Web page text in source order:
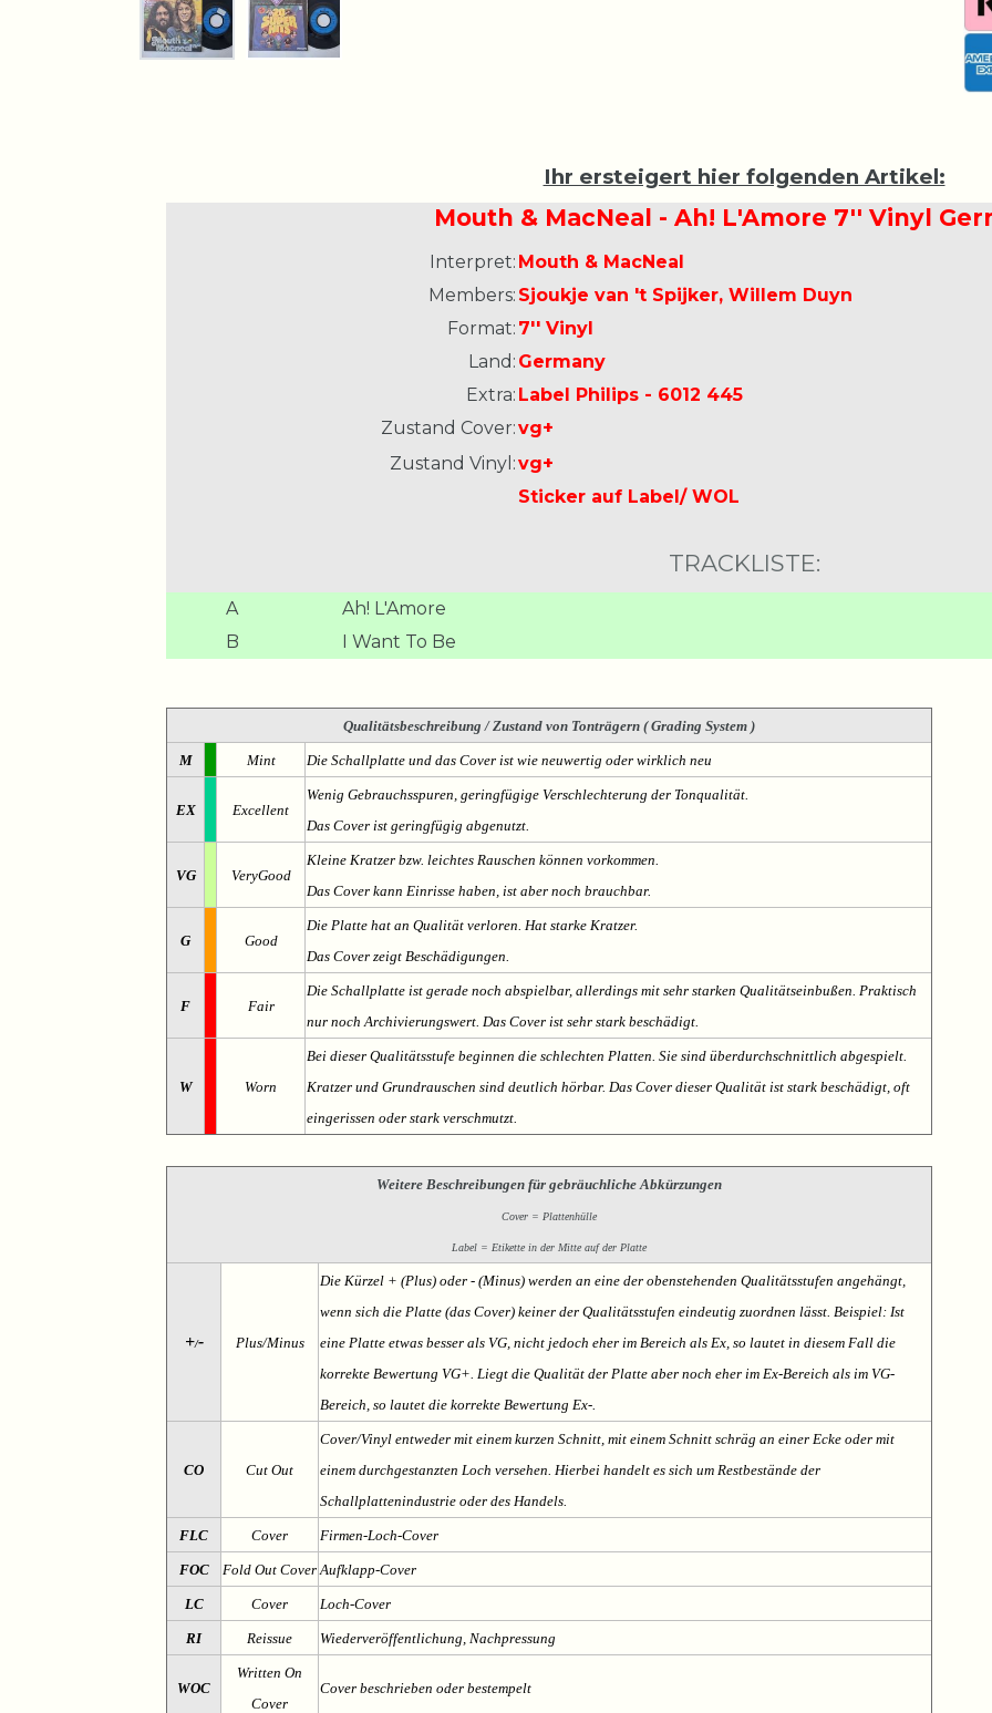
Ihr ersteigert hier folgenden Artikel:
Mouth & MacNeal - Ah! L'Amore 7'' Vinyl
Interpret: Mouth & MacNeal
Members: Sjoukje van 't Spijker, Willem Duyn
Format: 7'' Vinyl
Land: Germany
Extra: Label Philips - 6012 445
Zustand Cover:vg+
Zustand Vinyl:vg+
Sticker auf Label/ WOL
TRACKLISTE:
A Ah! L'Amore
B
I Want To Be
Qualitätsbeschreibung / Zustand von Tonträgern ( Grading System )
M Mint Die Schallplatte und das Cover ist wie neuwertig oder wirklich neu
EX Excellent
Wenig Gebrauchsspuren, geringfügige Verschlechterung der Tonqualität.
Das Cover ist geringfügig abgenutzt.
VG VeryGood
Kleine Kratzer bzw. leichtes Rauschen können vorkommen.
Das Cover kann Einrisse haben, ist aber noch brauchbar.
G Good
Die Platte hat an Qualität verloren. Hat starke Kratzer.
Das Cover zeigt Beschädigungen.
F Fair
Die Schallplatte ist gerade noch abspielbar, allerdings mit sehr starken Qualitätseinbußen. Praktisch
nur noch Archivierungswert. Das Cover ist sehr stark beschädigt.
W Worn
Bei dieser Qualitätsstufe beginnen die schlechten Platten. Sie sind überdurchschnittlich abgespielt.
Kratzer und Grundrauschen sind deutlich hörbar. Das Cover dieser Qualität ist stark beschädigt, oft
eingerissen oder stark verschmutzt.
Weitere Beschreibungen für gebräuchliche Abkürzungen
Cover = Plattenhülle
Label = Etikette in der Mitte auf der Platte
+/- Plus/Minus
Die Kürzel + (Plus) oder - (Minus) werden an eine der obenstehenden Qualitätsstufen angehängt,
wenn sich die Platte (das Cover) keiner der Qualitätsstufen eindeutig zuordnen lässt. Beispiel: Ist
eine Platte etwas besser als VG, nicht jedoch eher im Bereich als Ex, so lautet in diesem Fall die
korrekte Bewertung VG+. Liegt die Qualität der Platte aber noch eher im Ex-Bereich als im VG-
Bereich, so lautet die korrekte Bewertung Ex-.
CO Cut Out
Cover/Vinyl entweder mit einem kurzen Schnitt, mit einem Schnitt schräg an einer Ecke oder mit
einem durchgestanzten Loch versehen. Hierbei handelt es sich um Restbestände der
Schallplattenindustrie oder des Handels.
FLC Cover Firmen-Loch-Cover
FOC Fold Out Cover Aufklapp-Cover
LC Cover Loch-Cover
RI Reissue Wiederveröffentlichung, Nachpressung
WOC
Written On
Cover
Cover beschrieben oder bestempelt